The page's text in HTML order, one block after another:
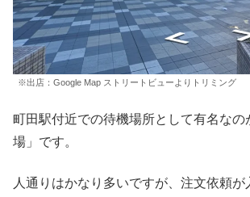
※出店：Google Map ストリートビューよりトリミング
町田駅付近での待機場所として有名なの
場」です。
人通りはかなり多いですが、注文依頼